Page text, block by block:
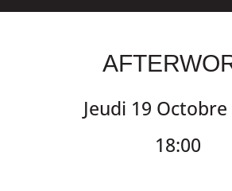
Jeudi 19 Octobre
18:00